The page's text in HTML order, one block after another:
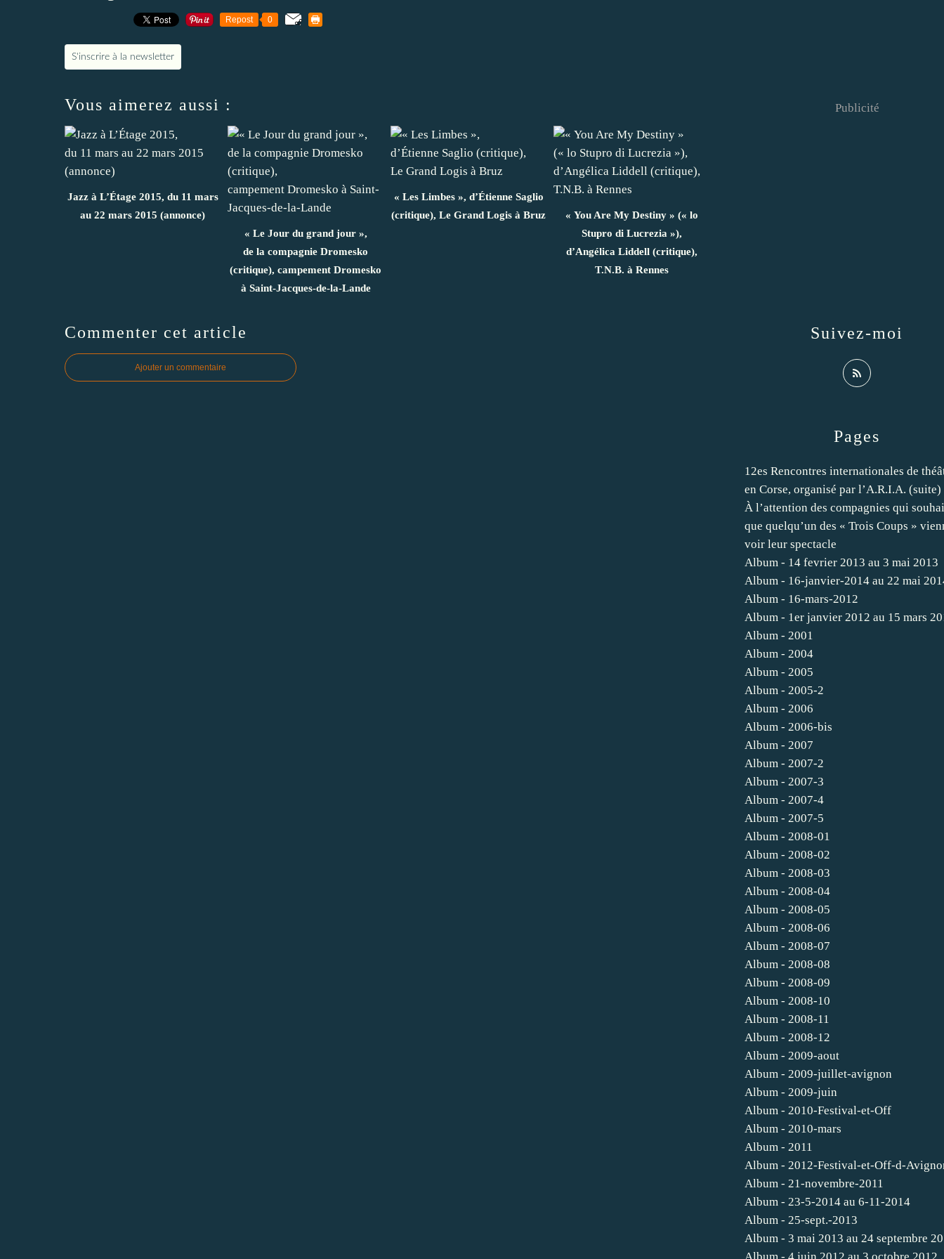
Repost 0
S'inscrire à la newsletter
Vous aimerez aussi :
Jazz à L’Étage 2015, du 11 mars
au 22 mars 2015 (annonce)
« Le Jour du grand jour »,
de la compagnie Dromesko
(critique), campement Dromesko
à Saint-Jacques-de-la-Lande
« Les Limbes », d’Étienne Saglio
(critique), Le Grand Logis à Bruz
« You Are My Destiny » (« lo
Stupro di Lucrezia »),
d’Angélica Liddell (critique),
T.N.B. à Rennes
Commenter cet article
Ajouter un commentaire
Pages
12es Rencontres internationales de
en Corse, organisé par l’A.R.I.A. (suite)
À l’attention des compagnies qui
que quelqu’un des « Trois Coups »
voir leur spectacle
Album - 14 fevrier 2013 au 3 mai 2013
Album - 16-janvier-2014 au 22 mai
Album - 16-mars-2012
Album - 1er janvier 2012 au 15 mars
Album - 2001
Album - 2004
Album - 2005
Album - 2005-2
Album - 2006
Album - 2006-bis
Album - 2007
Album - 2007-2
Album - 2007-3
Album - 2007-4
Album - 2007-5
Album - 2008-01
Album - 2008-02
Album - 2008-03
Album - 2008-04
Album - 2008-05
Album - 2008-06
Album - 2008-07
Album - 2008-08
Album - 2008-09
Album - 2008-10
Album - 2008-11
Album - 2008-12
Album - 2009-aout
Album - 2009-juillet-avignon
Album - 2009-juin
Album - 2010-Festival-et-Off
Album - 2010-mars
Album - 2011
Album - 2012-Festival-et-Off-d-
Album - 21-novembre-2011
Album - 23-5-2014 au 6-11-2014
Album - 25-sept.-2013
Album - 3 mai 2013 au 24 septembre
Suivez-moi
Publicité